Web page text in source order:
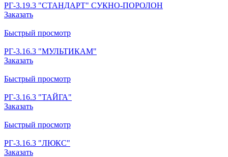
РГ-3.19.3 "СТАНДАРТ" СУКНО-ПОРОЛОН
Заказать
Быстрый просмотр
РГ-3.16.3 "МУЛЬТИКАМ"
Заказать
Быстрый просмотр
РГ-3.16.3 "ТАЙГА"
Заказать
Быстрый просмотр
РГ-3.16.3 "ЛЮКС"
Заказать